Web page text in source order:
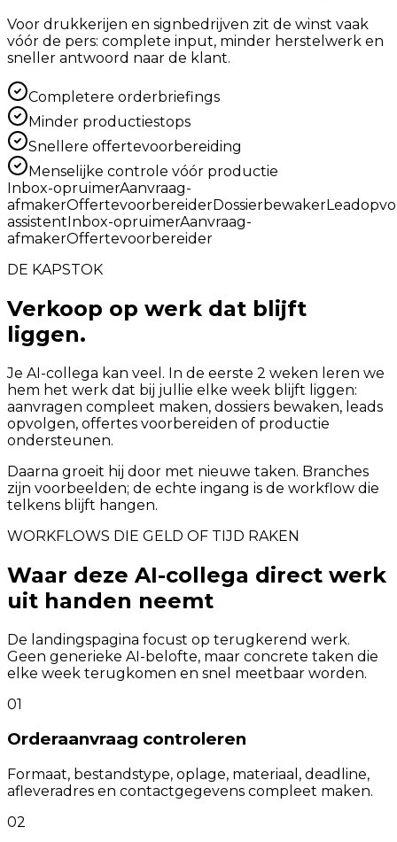
Voor drukkerijen en signbedrijven zit de winst vaak
vóór de pers: complete input, minder herstelwerk en
sneller antwoord naar de klant.
Completere orderbriefings
Minder productiestops
Snellere offertevoorbereiding
Menselijke controle vóór productie
Inbox-opruimerAanvraag-
afmakerOffertevoorbereiderDossierbewaker
assistentInbox-opruimerAanvraag-
afmakerOffertevoorbereider
DE KAPSTOK
Verkoop op werk dat blijft
liggen.
Je AI-collega kan veel. In de eerste 2 weken leren we
hem het werk dat bij jullie elke week blijft liggen:
aanvragen compleet maken, dossiers bewaken, leads
opvolgen, offertes voorbereiden of productie
ondersteunen.
Daarna groeit hij door met nieuwe taken. Branches
zijn voorbeelden; de echte ingang is de workflow die
telkens blijft hangen.
WORKFLOWS DIE GELD OF TIJD RAKEN
Waar deze AI-collega direct werk
uit handen neemt
De landingspagina focust op terugkerend werk.
Geen generieke AI-belofte, maar concrete taken die
elke week terugkomen en snel meetbaar worden.
01
Orderaanvraag controleren
Formaat, bestandstype, oplage, materiaal, deadline,
afleveradres en contactgegevens compleet maken.
02